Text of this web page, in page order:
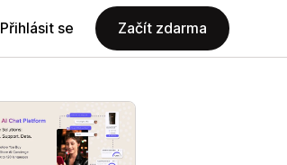
Přihlásit se Začít zdarma